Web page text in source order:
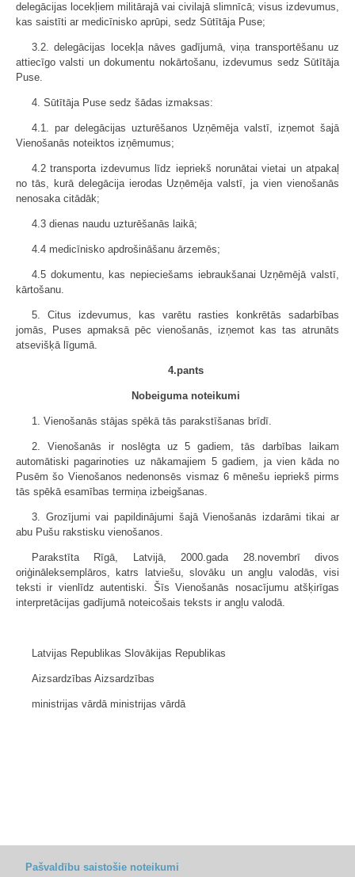
delegācijas locekļiem militārajā vai civilajā slimnīcā; visus izdevumus,
kas saistīti ar medicīnisko aprūpi, sedz Sūtītāja Puse;
3.2. delegācijas locekļa nāves gadījumā, viņa transportēšanu uz
attiecīgo valsti un dokumentu nokārtošanu, izdevumus sedz Sūtītāja
Puse.
4. Sūtītāja Puse sedz šādas izmaksas:
4.1. par delegācijas uzturēšanos Uzņēmēja valstī, izņemot šajā
Vienošanās noteiktos izņēmumus;
4.2 transporta izdevumus līdz iepriekš norunātai vietai un atpakaļ
no tās, kurā delegācija ierodas Uzņēmēja valstī, ja vien vienošanās
nenosaka citādāk;
4.3 dienas naudu uzturēšanās laikā;
4.4 medicīnisko apdrošināšanu ārzemēs;
4.5 dokumentu, kas nepieciešams iebraukšanai Uzņēmējā valstī,
kārtošanu.
5. Citus izdevumus, kas varētu rasties konkrētās sadarbības
jomās, Puses apmaksā pēc vienošanās, izņemot kas tas atrunāts
atsevišķā līgumā.
4.pants
Nobeiguma noteikumi
1. Vienošanās stājas spēkā tās parakstīšanas brīdī.
2. Vienošanās ir noslēgta uz 5 gadiem, tās darbības laikam
automātiski pagarinoties uz nākamajiem 5 gadiem, ja vien kāda no
Pusēm šo Vienošanos nedenonsēs vismaz 6 mēnešu iepriekš pirms
tās spēkā esamības termiņa izbeigšanas.
3. Grozījumi vai papildinājumi šajā Vienošanās izdarāmi tikai ar
abu Pušu rakstisku vienošanos.
Parakstīta Rīgā, Latvijā, 2000.gada 28.novembrī divos
oriģināleksemplāros, katrs latviešu, slovāku un angļu valodās, visi
teksti ir vienlīdz autentiski. Šīs Vienošanās nosacījumu atšķirīgas
interpretācijas gadījumā noteicošais teksts ir angļu valodā.
Latvijas Republikas Slovākijas Republikas
Aizsardzības Aizsardzības
ministrijas vārdā ministrijas vārdā
Pašvaldību saistošie noteikumi